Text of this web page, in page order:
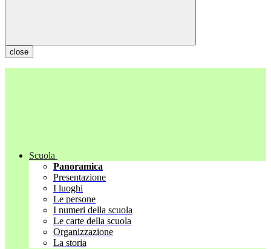
close
Scuola
Panoramica
Presentazione
I luoghi
Le persone
I numeri della scuola
Le carte della scuola
Organizzazione
La storia